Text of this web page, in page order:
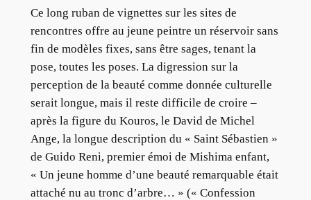
Ce long ruban de vignettes sur les sites de
rencontres offre au jeune peintre un réservoir sans
fin de modèles fixes, sans être sages, tenant la
pose, toutes les poses. La digression sur la
perception de la beauté comme donnée culturelle
serait longue, mais il reste difficile de croire –
après la figure du Kouros, le David de Michel
Ange, la longue description du « Saint Sébastien »
de Guido Reni, premier émoi de Mishima enfant,
« Un jeune homme d’une beauté remarquable était
attaché nu au tronc d’arbre… » (« Confession